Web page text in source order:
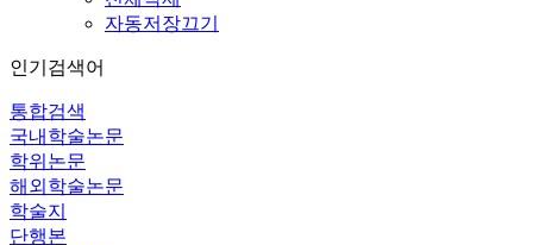
자동저장끄기
인기검색어
통합검색
국내학술논문
학위논문
해외학술논문
학술지
단행본